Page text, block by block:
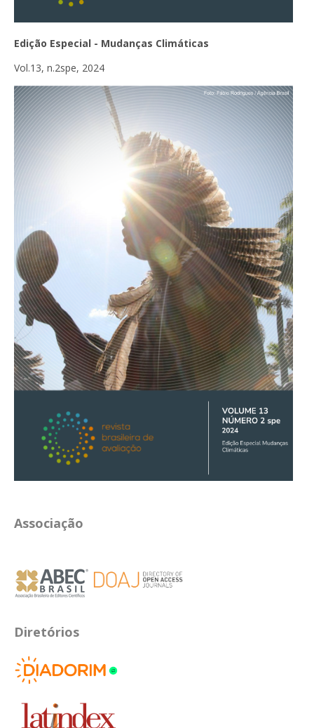
Edição Especial - Mudanças Climáticas
Vol.13, n.2spe, 2024
Associação
Diretórios